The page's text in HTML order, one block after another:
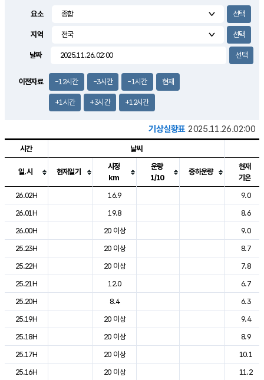
3.7m/s
요소
지역
날짜
이전자료 -12시간 -3시간 -1시간 현재
+1시간 +3시간 +12시간
기상실황표 2025.11.26.02:00
도시별 기상실황표로 지점, 날씨, 기온, 강수, 바람, 기압등을 안내한 표입
시간 날씨
일.시 현재일기
시정
km
운량
1/10
중하운량
현재
기온
26.02H
16.9
9.0
26.01H
19.8
8.6
26.00H
20 이상
9.0
25.23H
20 이상
8.7
25.22H
20 이상
7.8
25.21H
12.0
6.7
25.20H
8.4
6.3
25.19H
20 이상
9.4
25.18H
20 이상
8.9
25.17H
20 이상
10.1
25.16H
20 이상
11.2